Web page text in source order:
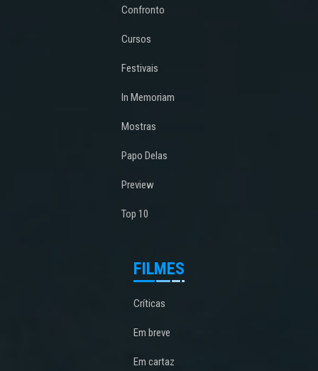
Confronto
Cursos
Festivais
In Memoriam
Mostras
Papo Delas
Preview
Top 10
FILMES
Críticas
Em breve
Em cartaz